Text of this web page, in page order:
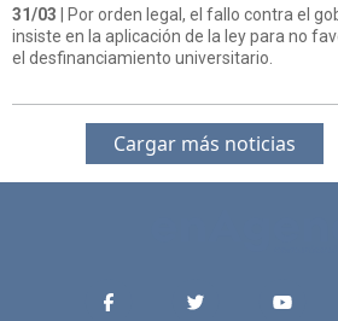
31/03 | Por orden legal, el fallo contra el
insiste en la aplicación de la ley para no
el desfinanciamiento universitario.
Cargar más noticias